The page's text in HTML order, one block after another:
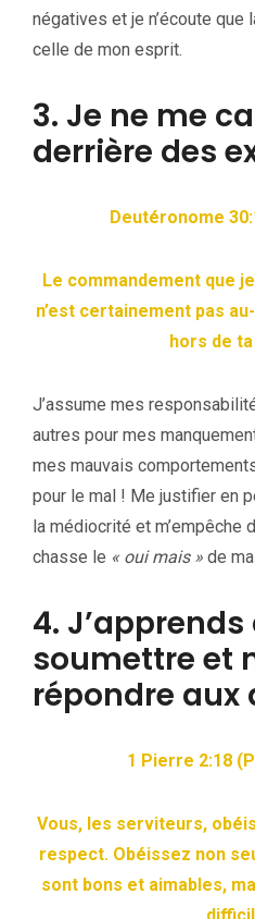
négatives et je n’écoute
celle de mon esprit.
3. Je ne me
derrière des
Deutéronome
Le commandement que
n’est certainement pas
hors de
J’assume mes
autres pour mes
mes mauvais
pour le mal ! Me justifier en
la médiocrité et m’empêche
chasse le « oui mais » de
4.
soumettre et
répondre aux
1 Pierre 2:18
Vous, les serviteurs,
respect. Obéissez non
sont bons et aimables,